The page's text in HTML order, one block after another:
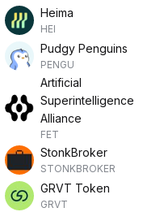
Heima
HEI
Pudgy Penguins
PENGU
Artificial
Superintelligence
Alliance
FET
StonkBroker
STONKBROKER
GRVT Token
GRVT